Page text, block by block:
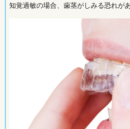
知覚過敏の場合、歯茎がしみる恐れがあ